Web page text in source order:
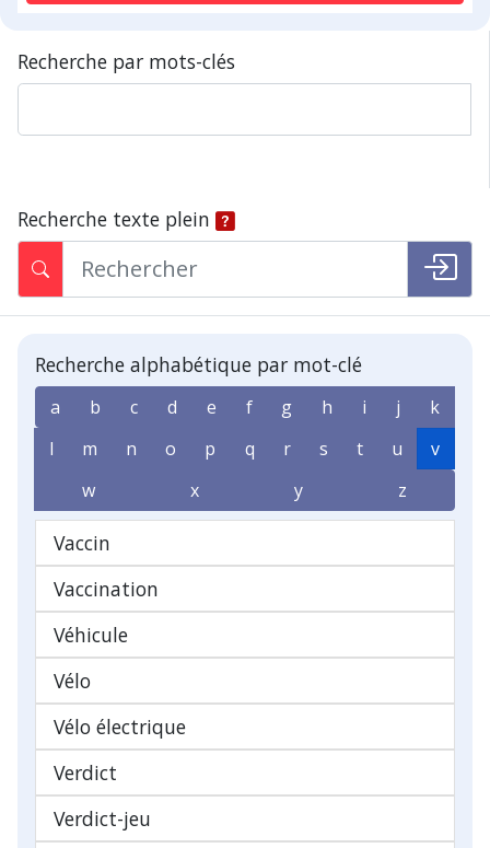
Recherche par mots-clés
Recherche texte plein
Recherche alphabétique par mot-clé
a b c d e f g h i j
k
l
m n o p q r s t u
v
w
x y z
Vaccin
Vaccination
Véhicule
Vélo
Vélo électrique
Verdict
Verdict-jeu